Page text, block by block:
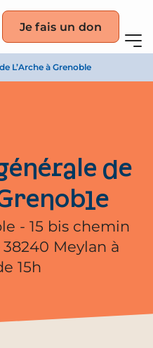
Je fais un don
L’Arche à Grenoble
de
Grenoble
- 15 bis chemin
Meylan à
15h